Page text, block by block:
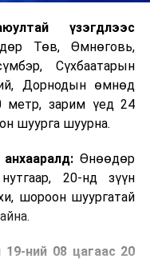
үзэгдлээс
Төв, Өмнөговь,
Сүхбаатарын
Дорнодын өмнөд
метр, зарим үед 24
шуурга шуурна.
Өнөөдөр
20-нд зүүн
шороон шуургатай
ний 08 цагаас 20